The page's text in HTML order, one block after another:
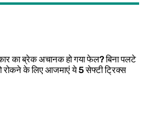
का ब्रेक अचानक हो गया फेल? बिना पलटे
रोकने के लिए आजमाएं ये 5 सेफ्टी ट्रिक्स